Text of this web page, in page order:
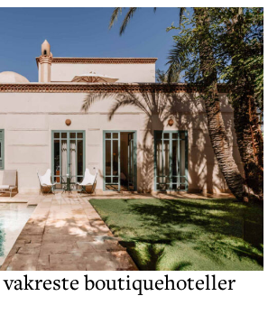
vakreste boutiquehoteller